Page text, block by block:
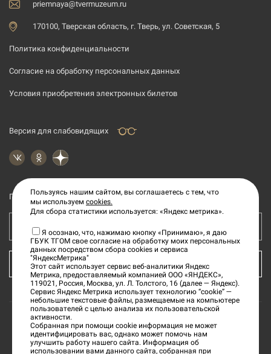
priemnaya@tvermuzeum.ru
170100, Тверская область, г. Тверь, ул. Советская, 5
Политика конфиденциальности
Согласие на обработку персональных данных
Условия приобретения электронных билетов
Версия для слабовидящих
Подпишитесь на рассылку новостей
Ваш e-mail адрес
КУПИТЬ БИЛЕТ
2026«Тверской государственный объединенный
музей»
Пользуясь нашим сайтом, вы соглашаетесь с тем, что
мы используем cookies.
Для сбора статистики используется: «Яндекс метрика».
Я осознаю, что, нажимаю кнопку «Принимаю», я даю
ГБУК ТГОМ свое согласие на обработку моих персональных
данных посредством сбора cookies и сервиса
"ЯндексМетрика"
Этот сайт использует сервис веб-аналитики Яндекс
Метрика, предоставляемый компанией ООО «ЯНДЕКС»,
119021, Россия, Москва, ул. Л. Толстого, 16 (далее — Яндекс).
Сервис Яндекс Метрика использует технологию “cookie” —
небольшие текстовые файлы, размещаемые на компьютере
пользователей с целью анализа их пользовательской
активности.
Собранная при помощи cookie информация не может
идентифицировать вас, однако может помочь нам
улучшить работу нашего сайта. Информация об
использовании вами данного сайта, собранная при